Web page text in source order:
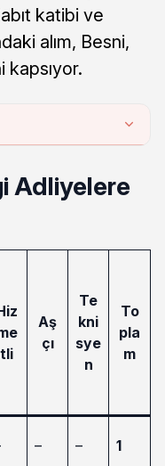
katibi ve
alım, Besni,
Adliyelere
tli
Aş
çı
Te
kni
sye
n
To
pla
m
– – 1